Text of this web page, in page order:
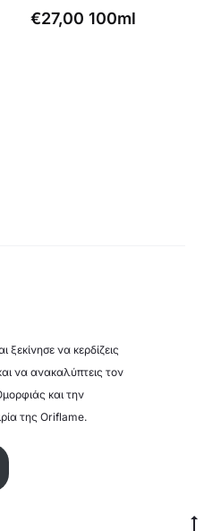
€27,00 100ml
ξεκίνησε να κερδίζεις
να ανακαλύπτεις τον
και την
της Oriflame.